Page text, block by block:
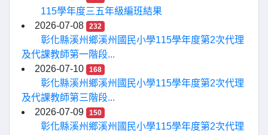
115學年度三五年級編班結果
2026-07-08
232
彰化縣溪州鄉溪州國民小學115學年度第2次代理
及代課教師第一階段...
2026-07-10
168
彰化縣溪州鄉溪州國民小學115學年度第2次代理
及代課教師第三階段...
2026-07-09
150
彰化縣溪州鄉溪州國民小學115學年度第2次代理